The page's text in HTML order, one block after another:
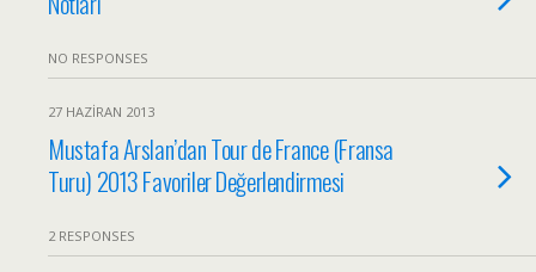
NO RESPONSES
27 HAZIRAN 2013
Mustafa Arslan’dan Tour de France (Fransa
Turu) 2013 Favoriler Değerlendirmesi
2 RESPONSES